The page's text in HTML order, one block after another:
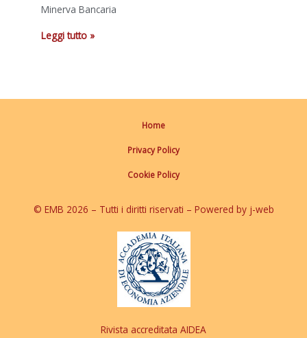
Minerva Bancaria
Leggi tutto »
Home
Privacy Policy
Cookie Policy
© EMB 2026 – Tutti i diritti riservati – Powered by j-web
Rivista accreditata AIDEA